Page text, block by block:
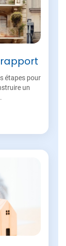
étapes pour
un